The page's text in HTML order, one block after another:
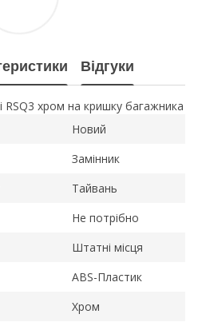
Відгуки
хром на кришку багажника
Новий
Замінник
Тайвань
Не потрібно
Штатні місця
ABS-Пластик
Хром